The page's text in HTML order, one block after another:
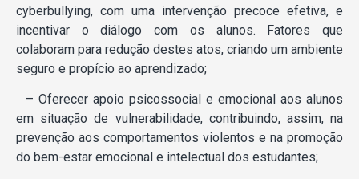
cyberbullying, com uma intervenção precoce efetiva, e
incentivar o diálogo com os alunos. Fatores que
colaboram para redução destes atos, criando um ambiente
seguro e propício ao aprendizado;
– Oferecer apoio psicossocial e emocional aos alunos
em situação de vulnerabilidade, contribuindo, assim, na
prevenção aos comportamentos violentos e na promoção
do bem-estar emocional e intelectual dos estudantes;